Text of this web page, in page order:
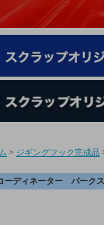
> ジギングフック完成品
ーディネーター パーク